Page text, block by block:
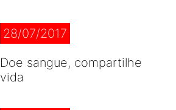
28/07/2017
Doe sangue, compartilhe
vida